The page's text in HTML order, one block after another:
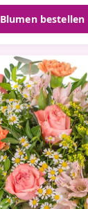
Blumen bestellen